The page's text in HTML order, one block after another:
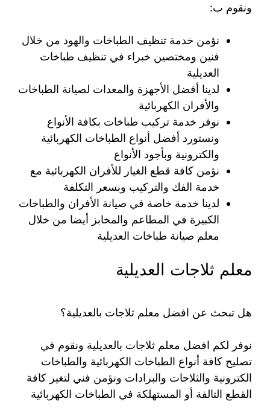
ونقوم ب:
نؤمن خدمة تنظيف الطباخات والهود من خلال
فنين ومختصين خبراء في تنظيف طباخات
العديلية
لدينا أفضل الأجهزة والمعدات لصيانة الطباخات
والأفران الكهربائية
نوفر خدمة تركيب طباخات بكافة الأنواع
ونستورد أفضل أنواع الطباخات الكهربائية
والكترونية وبأجود الأنواع
نؤمن كافة قطع الغيار للأفران الكهربائية مع
خدمة الفك والتركيب وبسعر التكلفة
لدينا خدمة خاصة في صيانة الأفران والطباخات
الكبيرة في المطاعم والمخابز أيضا من خلال
معلم صيانة طباخات العديلية
معلم ثلاجات العديلية
هل تبحث عن افضل معلم ثلاجات بالعديلية؟
نوفر لكم افضل معلم ثلاجات بالعديلية ونقوم في
تصليح كافة أنواع الطباخات الكهربائية والطباخات
الكترونية والثلاجات والبرادات ونؤمن فني لتغير كافة
القطع التالفة أو المستهلكة في الطباخات الكهربائية